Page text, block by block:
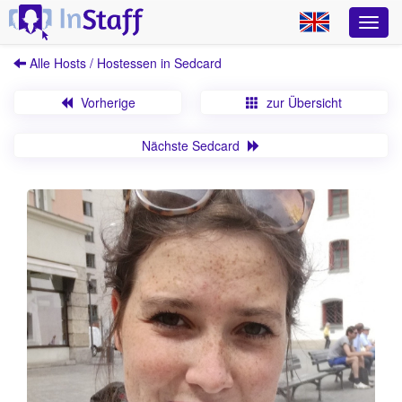
Alle Hosts / Hostessen in Sedcard
Vorherige zur Übersicht
Nächste Sedcard